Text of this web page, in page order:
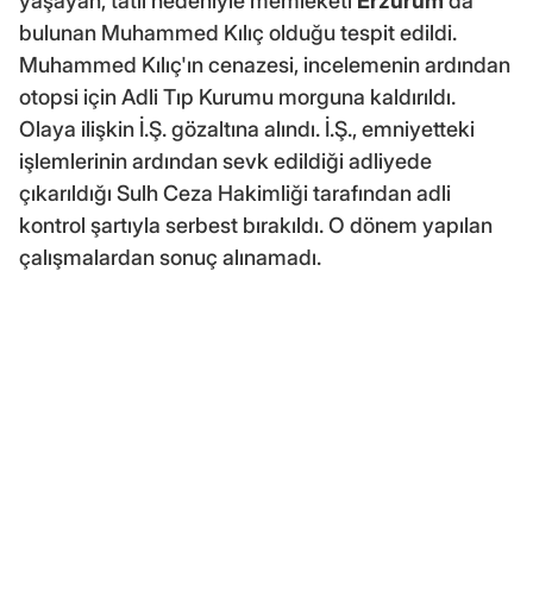
bulunan Muhammed Kılıç olduğu tespit edildi.
Muhammed Kılıç'ın cenazesi, incelemenin ardından
otopsi için Adli Tıp Kurumu morguna kaldırıldı.
Olaya ilişkin İ.Ş. gözaltına alındı. İ.Ş., emniyetteki
işlemlerinin ardından sevk edildiği adliyede
çıkarıldığı Sulh Ceza Hakimliği tarafından adli
kontrol şartıyla serbest bırakıldı. O dönem yapılan
çalışmalardan sonuç alınamadı.